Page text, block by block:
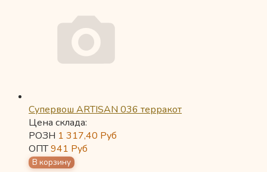
Супервош ARTISAN 036 терракот
Цена склада:
РОЗН 1 317,40 Руб
ОПТ941 Руб